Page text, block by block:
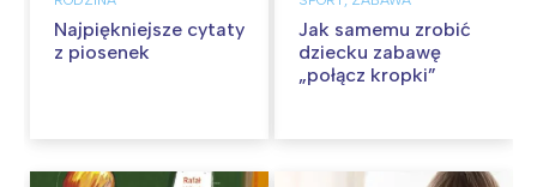
Najpiękniejsze cytaty
z piosenek
Jak samemu zrobić
dziecku zabawę
„połącz kropki”